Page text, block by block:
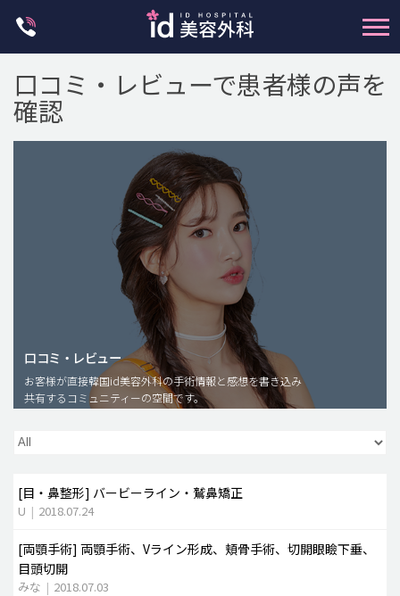
脂肪注入(アンチエイジング)
豊胸手術・バストアップ
プチ整形
idリアルストーリー
idニュース
病院紹介
安全整形
口コミ・レビューで患者様の声を
確認
口コミ・レビュー
お客様が直接韓国id美容外科の手術情報と感想を書き込み
共有するコミュニティーの空間です。
[目・鼻整形] バービーライン・鷲鼻矯正
U | 2018.07.24
[両顎手術] 両顎手術、Vライン形成、頬骨手術、切開眼瞼下垂、
目頭切開
みな | 2018.07.03